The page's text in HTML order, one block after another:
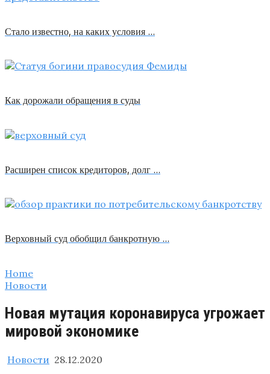
Стало известно, на каких условия …
Как дорожали обращения в суды
Расширен список кредиторов, долг …
Верховный суд обобщил банкротную …
Home
Новости
Новая мутация коронавируса угрожает
мировой экономике
Новости 28.12.2020